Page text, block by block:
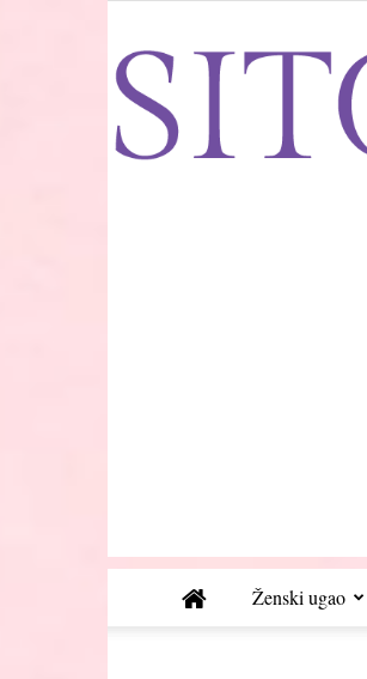
Ženski ugao